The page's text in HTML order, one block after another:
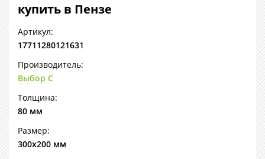
купить в Пензе
Артикул:
17711280121631
Производитель:
Выбор С
Толщина:
80 мм
Размер:
300х200 мм